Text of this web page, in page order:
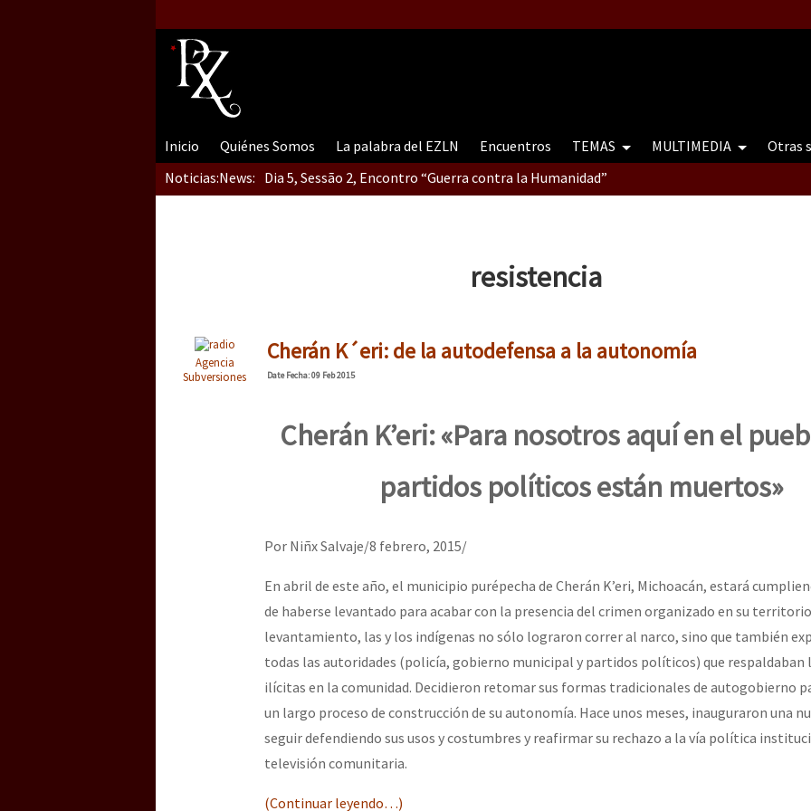
Inicio Quiénes Somos La palabra del EZLN Encuentros TEMAS MULTIMEDIA Otras
Noticias:News: Dia 5, Sessão 2, Encontro “Guerra contra la Humanidad”
Dia 2 do Encontro “Guerra contra a Humanidad”
[CDMX – 20 julio] Jornadas globales por la libertad de Jesús Plácido Galindo y el alto a la
“Sonhando a Terra do Bem Virá” se publica no Estado Espanhol
resistencia
Agencia
Subversiones
Cherán K´eri: de la autodefensa a la autonomía
DateFecha: 09 Feb 2015
Cherán K’eri: «Para nosotros aquí en el
partidos políticos están muertos»
Por Niñx Salvaje/8 febrero, 2015/
En abril de este año, el municipio purépecha de Cherán K’eri, Michoacán, estará
de haberse levantado para acabar con la presencia del crimen organizado en su
levantamiento, las y los indígenas no sólo lograron correr al narco, sino que también
todas las autoridades (policía, gobierno municipal y partidos políticos) que respaldaban
ilícitas en la comunidad. Decidieron retomar sus formas tradicionales de autogobierno
un largo proceso de construcción de su autonomía. Hace unos meses, inauguraron una
seguir defendiendo sus usos y costumbres y reafirmar su rechazo a la vía política
televisión comunitaria.
(Continuar leyendo…)